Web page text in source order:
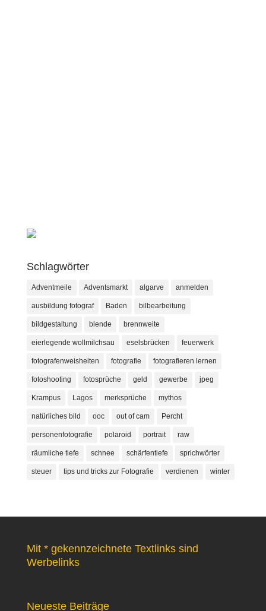
Schlagwörter
Adventmeile Adventsmarkt algarve anmelden
ausbildung fotograf Baden bilbearbeitung
bildgestaltung blende brennweite
eierlegende wollmilchsau eselsbrücken feuerwerk
fotografenweisheiten fotografie fotografieren lernen
fotoshooting fotosprüche geld gewerbe jpeg
Krampus Lagos merksprüche mythos
natürliches bild ooc out of cam Percht
personenfotografie polaroid portrait raw
räumliche tiefe schnee schärfentiefe sprichwörter
steuer tips und tricks zur Fotografie verdienen winter
Mit * gekennzeichnete Textlinks sind
Werbelinks
Neueste Beiträge